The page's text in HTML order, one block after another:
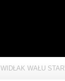
WIDŁAK WAŁU